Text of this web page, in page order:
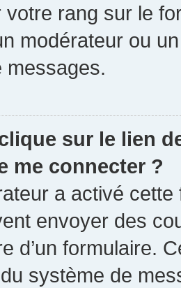
votre rang sur le
modérateur ou
messages.
sur le lien
me connecter ?
a activé
envoyer des
d’un formulaire.
système de